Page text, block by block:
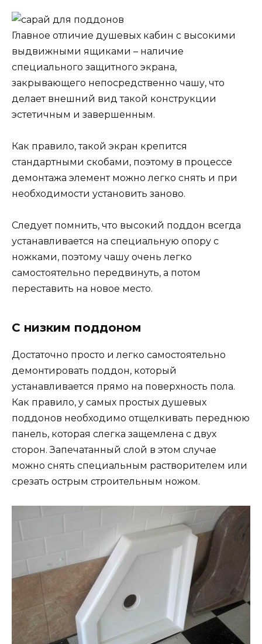
Главное отличие душевых кабин с высокими
выдвижными ящиками – наличие
специального защитного экрана,
закрывающего непосредственно чашу, что
делает внешний вид такой конструкции
эстетичным и завершенным.
Как правило, такой экран крепится
стандартными скобами, поэтому в процессе
демонтажа элемент можно легко снять и при
необходимости установить заново.
Следует помнить, что высокий поддон всегда
устанавливается на специальную опору с
ножками, поэтому чашу очень легко
самостоятельно передвинуть, а потом
переставить на новое место.
С низким поддоном
Достаточно просто и легко самостоятельно
демонтировать поддон, который
устанавливается прямо на поверхность пола.
Как правило, у самых простых душевых
поддонов необходимо отщелкивать переднюю
панель, которая слегка защемлена с двух
сторон. Запечатанный слой в этом случае
можно снять специальным растворителем или
срезать острым строительным ножом.